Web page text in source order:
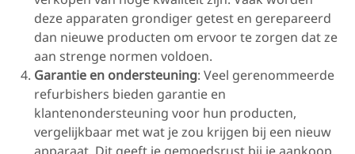
deze apparaten grondiger getest en gerepareerd
dan nieuwe producten om ervoor te zorgen dat ze
aan strenge normen voldoen.
Garantie en ondersteuning: Veel gerenommeerde
refurbishers bieden garantie en
klantenondersteuning voor hun producten,
vergelijkbaar met wat je zou krijgen bij een nieuw